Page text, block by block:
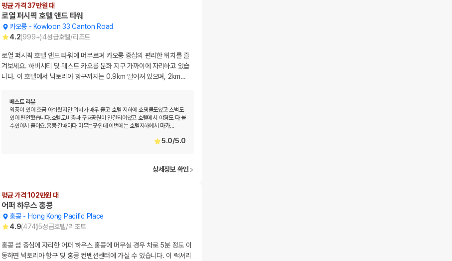
평균 가격 37만원 대
로열 퍼시픽 호텔 앤드 타워
카오룽 - Kowloon 33 Canton Road
4.2(999+)4성급호텔/리조트
로열 퍼시픽 호텔 앤드 타워에 머무르며 카오룽 중심의 편리한 위치를 즐
겨보세요. 하버시티 및 웨스트 카오룽 문화 지구 가까이에 자리하고 있습
니다. 이 호텔에서 빅토리아 항구까지는 0.9km 떨어져 있으며, 2km…
베스트 리뷰
외풍이 있어 조금 아쉬웠지만 위치가 매우 좋고 호텔 지하에 쇼핑몰도있고 스벅도
있어 편안했습니다.호텔로비층과 구룡공원이 연결되어있고 호텔에서 야경도 다 볼
수있어서 좋아요.홍콩 갈때마다 머무는곳인데 이번에는 호텔지하에서 마카…
5.0/5.0
상세정보 확인
평균 가격 102만원 대
어퍼 하우스 홍콩
홍콩- Hong Kong Pacific Place
4.9(474)5성급호텔/리조트
홍콩 섬 중심에 자리한 어퍼 하우스 홍콩에 머무실 경우 차로 5분 정도 이
동하면 빅토리아 항구 및 홍콩 컨벤션센터에 가실 수 있습니다. 이 럭셔리